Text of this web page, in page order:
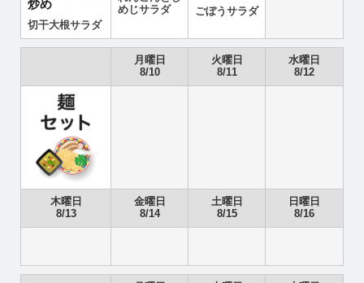
炒め
切干大根サラダ
めじサラダ
ごぼうサラダ
月曜日
8/10
火曜日
8/11
水曜日
8/12
木曜日
8/13
金曜日
8/14
土曜日
8/15
日曜日
8/16